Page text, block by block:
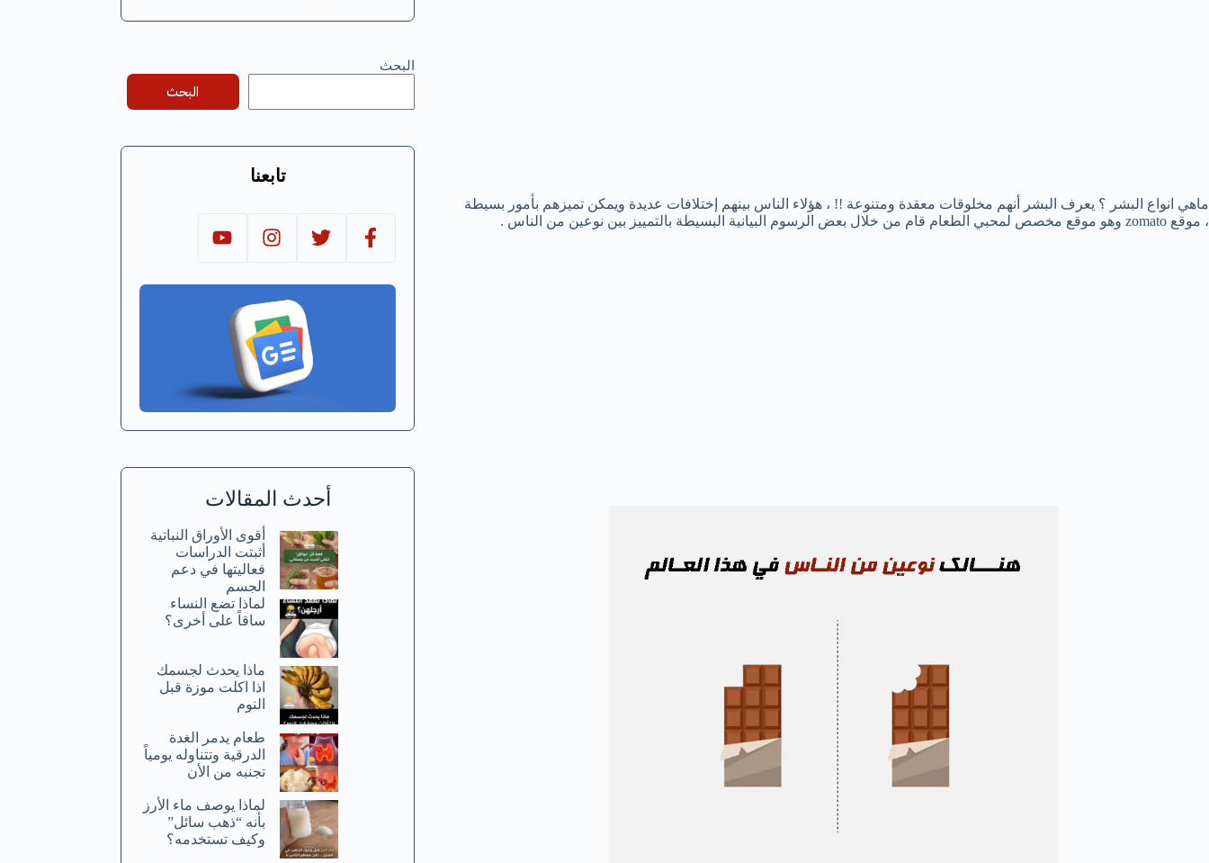
ماهي انواع البشر ؟ يعرف البشر أنهم مخلوقات معقدة ومتنوعة !! ، هؤلاء الناس بينهم إختلافات عديدة ويمكن تميزهم بأمور بسيطة
، موقع zomato وهو موقع مخصص لمحبي الطعام قام من خلال بعض الرسوم البيانية البسيطة بالتمييز بين نوعين من الناس .
البحث
البحث
تابعنا
أحدث المقالات
أقوى الأوراق النباتية
أثبتت الدراسات
فعاليتها في دعم
الجسم
لماذا تضع النساء
ساقاً على أخرى؟
ماذا يحدث لجسمك
اذا اكلت موزة قبل
النوم
طعام يدمر الغدة
الدرقية وتتناوله يومياً
تجنبه من الأن
لماذا يوصف ماء الأرز
بأنه “ذهب سائل”
وكيف تستخدمه؟